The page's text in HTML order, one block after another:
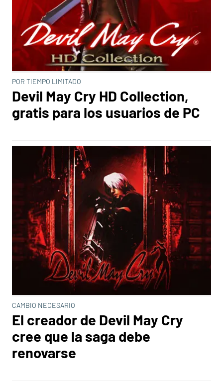
POR TIEMPO LIMITADO
Devil May Cry HD Collection,
gratis para los usuarios de PC
CAMBIO NECESARIO
El creador de Devil May Cry
cree que la saga debe
renovarse